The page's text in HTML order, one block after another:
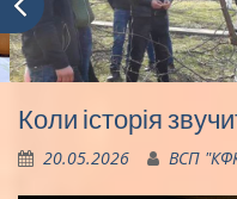
Коли історія
20.05.2026 ВСП